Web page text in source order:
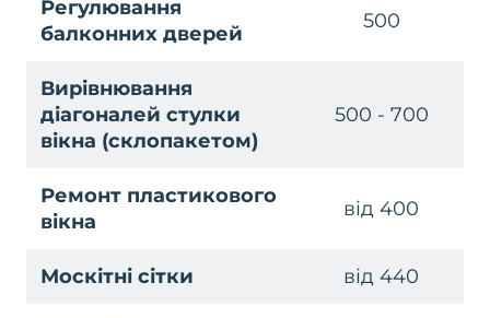
Регулювання
балконних дверей
500
Вирівнювання
діагоналей стулки
вікна (склопакетом)
500 - 700
Ремонт пластикового
вікна
від 400
Москітні сітки від 440